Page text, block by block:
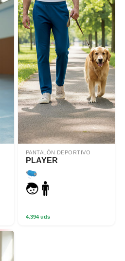
PANTALÓN DEPORTIVO
PLAYER
4.394 uds